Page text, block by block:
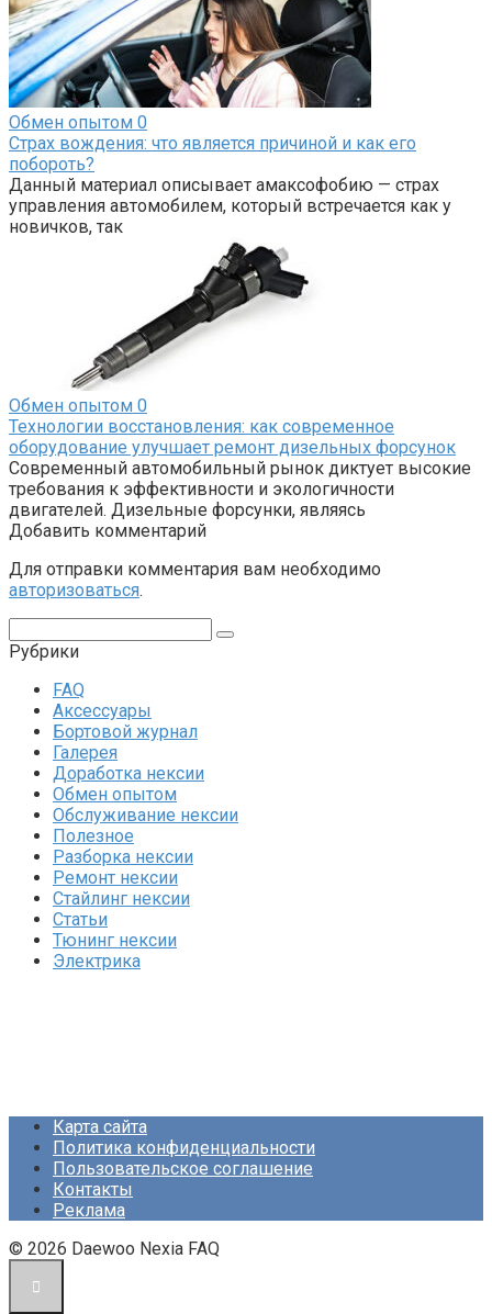
Обмен опытом 0
Страх вождения: что является причиной и как его
побороть?
Данный материал описывает амаксофобию — страх
управления автомобилем, который встречается как у
новичков, так
Обмен опытом 0
Технологии восстановления: как современное
оборудование улучшает ремонт дизельных форсунок
Современный автомобильный рынок диктует высокие
требования к эффективности и экологичности
двигателей. Дизельные форсунки, являясь
Добавить комментарий
Для отправки комментария вам необходимо
авторизоваться.
Рубрики
FAQ
Аксессуары
Бортовой журнал
Галерея
Доработка нексии
Обмен опытом
Обслуживание нексии
Полезное
Разборка нексии
Ремонт нексии
Стайлинг нексии
Статьи
Тюнинг нексии
Электрика
Карта сайта
Политика конфиденциальности
Пользовательское соглашение
Контакты
Реклама
© 2026 Daewoo Nexia FAQ